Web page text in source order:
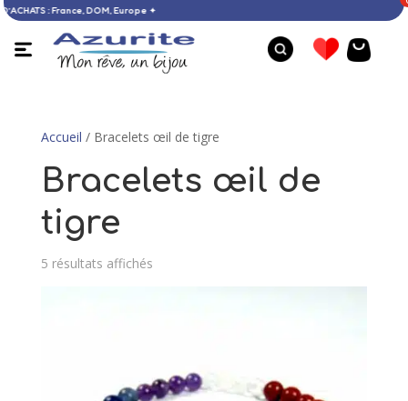
€ D’ACHATS : France, DOM, Europe ✦
Accueil / Bracelets œil de tigre
Bracelets œil de
tigre
5 résultats affichés
Pendentif Oeil de Sainte